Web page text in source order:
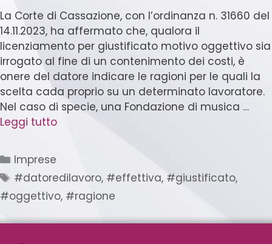
La Corte di Cassazione, con l’ordinanza n. 31660 del
14.11.2023, ha affermato che, qualora il
licenziamento per giustificato motivo oggettivo sia
irrogato al fine di un contenimento dei costi, è
onere del datore indicare le ragioni per le quali la
scelta cada proprio su un determinato lavoratore.
Nel caso di specie, una Fondazione di musica …
Leggi tutto
Imprese
#datoredilavoro, #effettiva, #giustificato,
#oggettivo, #ragione